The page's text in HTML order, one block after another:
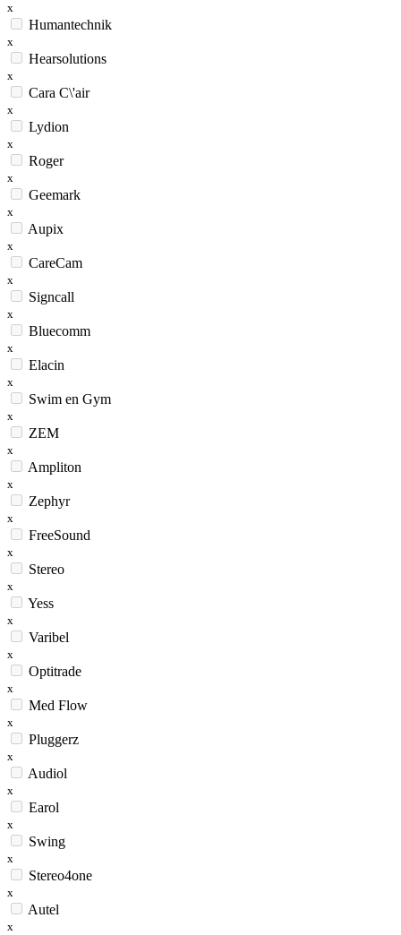
x
Humantechnik
x
Hearsolutions
x
Cara C\'air
x
Lydion
x
Roger
x
Geemark
x
Aupix
x
CareCam
x
Signcall
x
Bluecomm
x
Elacin
x
Swim en Gym
x
ZEM
x
Ampliton
x
Zephyr
x
FreeSound
x
Stereo
x
Yess
x
Varibel
x
Optitrade
x
Med Flow
x
Pluggerz
x
Audiol
x
Earol
x
Swing
x
Stereo4one
x
Autel
x